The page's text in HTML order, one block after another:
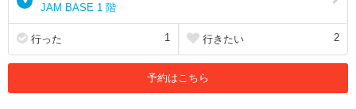
JAM BASE 1 階
行った 1 行きたい 2
予約はこちら